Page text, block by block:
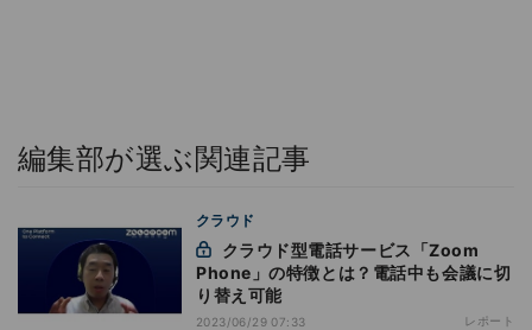
編集部が選ぶ関連記事
クラウド
Phone」の特徴とは？電話中も会議に切
り替え可能
2023/06/29 07:33 レポート